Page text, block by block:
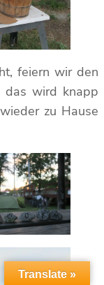
feiern wir den
das wird knapp
zu Hause
Translate »